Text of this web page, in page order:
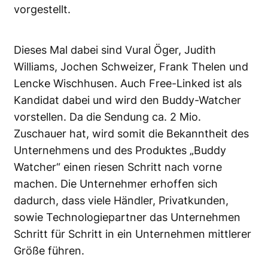
vorgestellt.
Dieses Mal dabei sind Vural Öger, Judith
Williams, Jochen Schweizer, Frank Thelen und
Lencke Wischhusen. Auch Free-Linked ist als
Kandidat dabei und wird den Buddy-Watcher
vorstellen. Da die Sendung ca. 2 Mio.
Zuschauer hat, wird somit die Bekanntheit des
Unternehmens und des Produktes „Buddy
Watcher“ einen riesen Schritt nach vorne
machen. Die Unternehmer erhoffen sich
dadurch, dass viele Händler, Privatkunden,
sowie Technologiepartner das Unternehmen
Schritt für Schritt in ein Unternehmen mittlerer
Größe führen.